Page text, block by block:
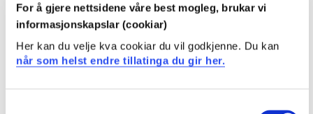
For å gjere nettsidene våre best mogleg, brukar vi
informasjonskapslar (cookiar)
Her kan du velje kva cookiar du vil godkjenne. Du kan
når som helst endre tillatinga du gir her.
Randi Stubhaug Gamlestøl(NSF).
Giselda Di Giovanni(NTL/LO Stat)
Vara:Mildrid Dahlberg(Akademikerne)